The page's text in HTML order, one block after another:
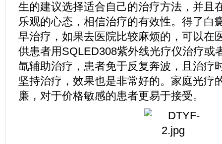
生的建议选择适合自己的治疗方法，并且
乐观的心态，相信治疗的有效性。得了白
早治疗，如果去医院比较麻烦的，可以在
供患者用SQLED308紫外线光疗仪治疗或
氙辅助治疗，患者免于反复奔波，且治疗
坚持治疗，效果也是非常好的。家庭光疗
廉，对于价格敏感的患者更易于接受。